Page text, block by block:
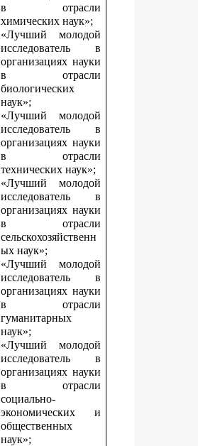
в отрасли
химических наук»;
«Лучший молодой
исследователь в
организациях науки
в отрасли
биологических
наук»;
«Лучший молодой
исследователь в
организациях науки
в отрасли
технических наук»;
«Лучший молодой
исследователь в
организациях науки
в отрасли
сельскохозяйственн
ых наук»;
«Лучший молодой
исследователь в
организациях науки
в отрасли
гуманитарных
наук»;
«Лучший молодой
исследователь в
организациях науки
в отрасли
социально-
экономических и
общественных
наук»;